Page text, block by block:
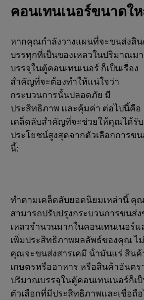
คอนเทนเนอร์ขนาดใ
หากคุณกําลังวางแผนที่จะขนส่งสิ
บรรทุกที่เป็นของเหลวในปริมาณม
บรรจุในตู้คอนเทนเนอร์ ก็เป็นเรื่อง
สําคัญที่จะต้องทําให้แน่ใจว่า
กระบวนการนั้นปลอดภัย มี
ประสิทธิภาพ และคุ้มค่า ต่อไปนี้คือ
เคล็ดลับสําคัญที่จะช่วยให้คุณได้รับ
ประโยชน์สูงสุดจากตัวเลือกการขน
นี้:
ทําตามเคล็ดลับยอดนิยมเหล่านี้ คุณ
สามารถปรับปรุงกระบวนการขนส่ง
เหลวจํานวนมากในคอนเทนเนอร์แ
เพิ่มประสิทธิภาพผลลัพธ์ของคุณ ไ
คุณจะขนส่งสารเคมี น้ํามันแร่ สินค้
เกษตรหรืออาหาร หรือสินค้าอันตร
ปริมาณบรรจุในตู้คอนเทนเนอร์ก็เ
ตัวเลือกที่มีประสิทธิภาพและเชื่อถื